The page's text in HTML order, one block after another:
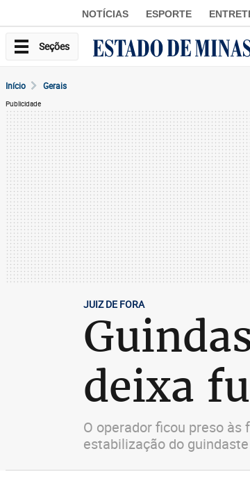
NOTÍCIAS ESPORTE
Seções
Início Gerais
Publicidade
JUIZ DE FORA
deixa
O operador ficou preso
estabilização do guindaste